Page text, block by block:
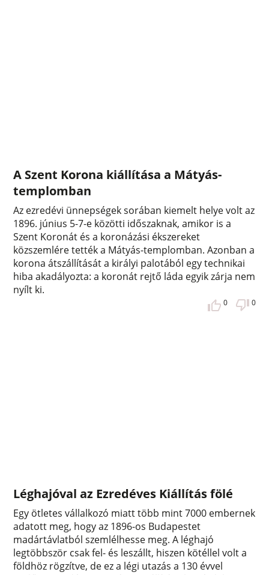
A Szent Korona kiállítása a Mátyás-
templomban
Az ezredévi ünnepségek sorában kiemelt helye volt az
1896. június 5-7-e közötti időszaknak, amikor is a
Szent Koronát és a koronázási ékszereket
közszemlére tették a Mátyás-templomban. Azonban a
korona átszállítását a királyi palotából egy technikai
hiba akadályozta: a koronát rejtő láda egyik zárja nem
nyílt ki.
0 0
Léghajóval az Ezredéves Kiállítás fölé
Egy ötletes vállalkozó miatt több mint 7000 embernek
adatott meg, hogy az 1896-os Budapestet
madártávlatból szemlélhesse meg. A léghajó
legtöbbször csak fel- és leszállt, hiszen kötéllel volt a
földhöz rögzítve, de ez a légi utazás a 130 évvel